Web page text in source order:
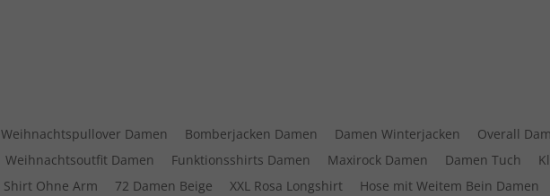
Weihnachtspullover Damen Bomberjacken Damen Damen Winterjacken Overall
Weihnachtsoutfit Damen Funktionsshirts Damen Maxirock Damen Damen Tuch
Shirt Ohne Arm 72 Damen Beige XXL Rosa Longshirt Hose mit Weitem Bein Damen